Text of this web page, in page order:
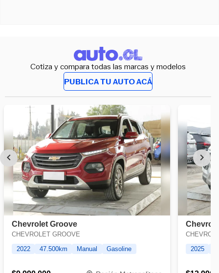
Cotiza y compara todas las marcas y modelos
PUBLICA TU AUTO ACÁ